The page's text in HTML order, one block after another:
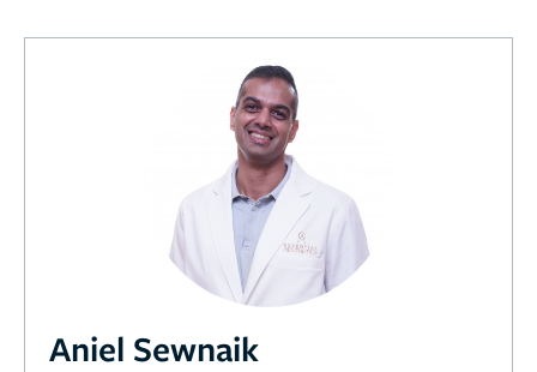
Aniel Sewnaik